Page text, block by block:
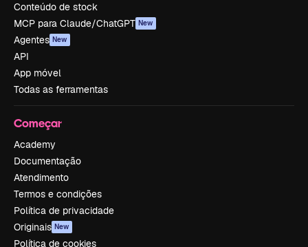
Conteúdo de stock
MCP para Claude/ChatGPT New
Agentes New
API
App móvel
Todas as ferramentas
Começar
Academy
Documentação
Atendimento
Termos e condições
Política de privacidade
Originais New
Política de cookies